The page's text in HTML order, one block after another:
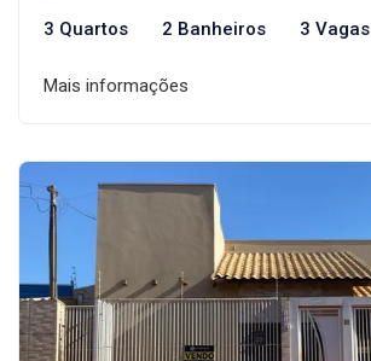
3 Quartos 2 Banheiros 3 Vagas
Mais informações